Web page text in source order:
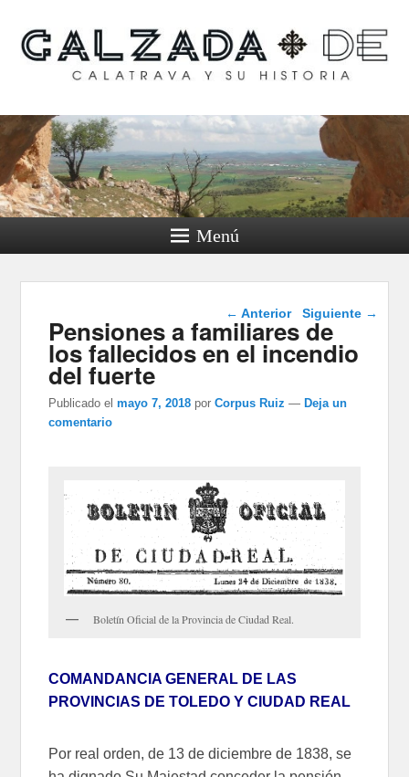
Calzada de Calatrava y
su historia
Menú
Navegación de
entradas
← Anterior Siguiente →
Pensiones a familiares de
los fallecidos en el incendio
del fuerte
Publicado el mayo 7, 2018 porCorpus Ruiz — Deja un
comentario
Boletín Oficial de la Provincia de Ciudad Real.
COMANDANCIA GENERAL DE LAS
PROVINCIAS DE TOLEDO Y CIUDAD REAL
Por real orden, de 13 de diciembre de 1838, se